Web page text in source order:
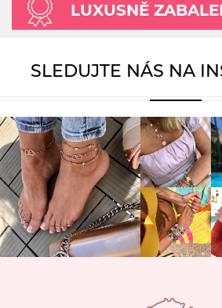
LUXUSNĚ
SLEDUJTE NÁS NA